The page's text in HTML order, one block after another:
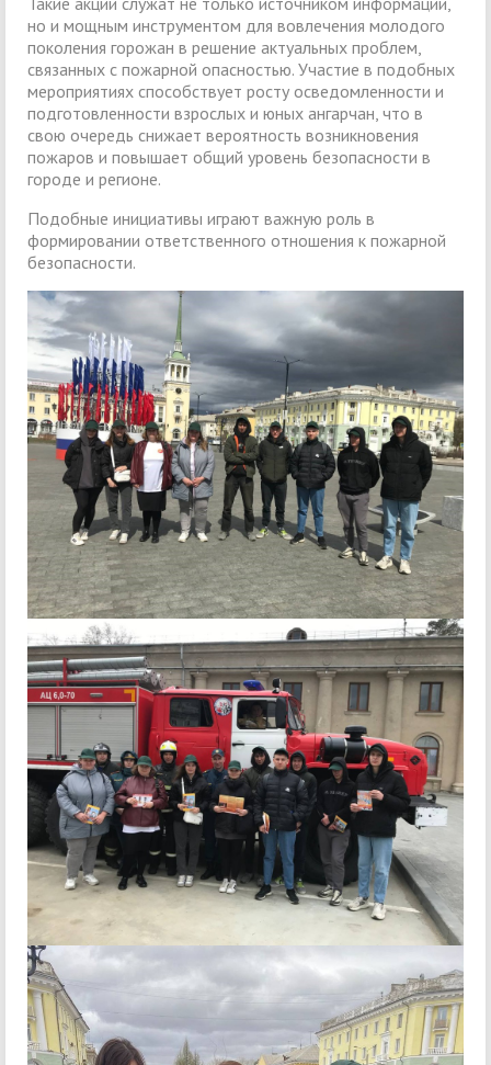
но и мощным инструментом для вовлечения молодого
поколения горожан в решение актуальных проблем,
связанных с пожарной опасностью. Участие в подобных
мероприятиях способствует росту осведомленности и
подготовленности взрослых и юных ангарчан, что в
свою очередь снижает вероятность возникновения
пожаров и повышает общий уровень безопасности в
городе и регионе.
Подобные инициативы играют важную роль в
формировании ответственного отношения к пожарной
безопасности.